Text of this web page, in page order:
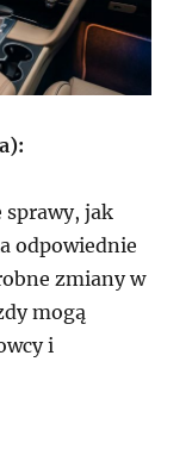
sprawy, jak
odpowiednie
zmiany w
mogą
i